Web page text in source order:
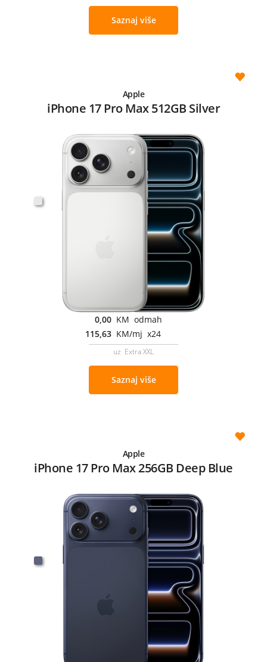
Saznaj više
Apple
iPhone 17 Pro Max 512GB Silver
0,00 KM odmah
115,63 KM/mj x24
uz Extra XXL
Saznaj više
Apple
iPhone 17 Pro Max 256GB Deep Blue